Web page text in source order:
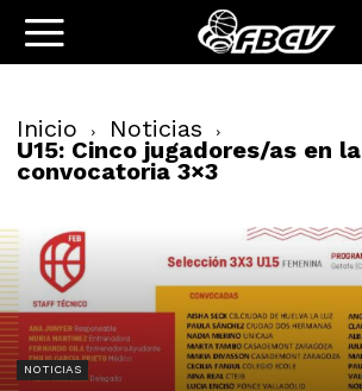
Inicio Noticias
U15: Cinco jugadores/as en la
convocatoria 3×3
NOTICIAS